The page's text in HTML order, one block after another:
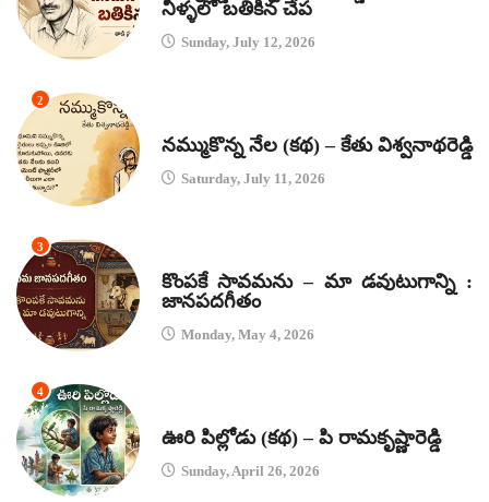
నీళ్ళలో బతికిన చేప
Sunday, July 12, 2026
2
నమ్ముకొన్న నేల (కథ) – కేతు విశ్వనాథరెడ్డి
Saturday, July 11, 2026
3
కొంపకే సావమను – మా డవుటుగాన్ని :
జానపదగీతం
Monday, May 4, 2026
4
ఊరి పిల్లోడు (కథ) – పి రామకృష్ణారెడ్డి
Sunday, April 26, 2026